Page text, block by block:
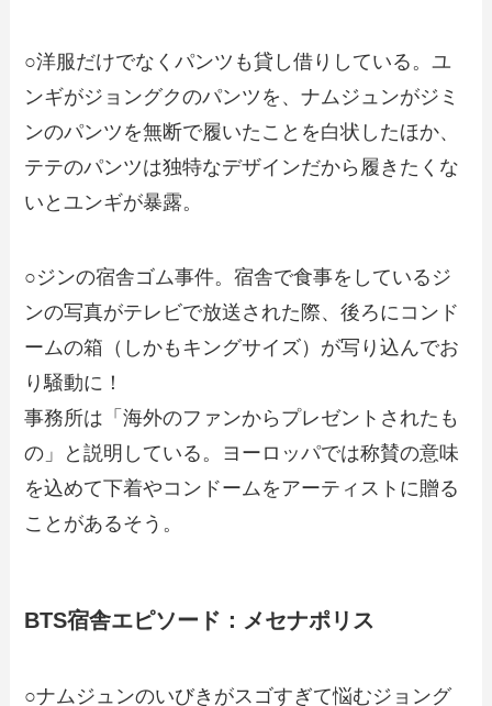
○洋服だけでなくパンツも貸し借りしている。ユ
ンギがジョングクのパンツを、ナムジュンがジミ
ンのパンツを無断で履いたことを白状したほか、
テテのパンツは独特なデザインだから履きたくな
いとユンギが暴露。
○ジンの宿舎ゴム事件。宿舎で食事をしているジ
ンの写真がテレビで放送された際、後ろにコンド
ームの箱（しかもキングサイズ）が写り込んでお
り騒動に！
事務所は「海外のファンからプレゼントされたも
の」と説明している。ヨーロッパでは称賛の意味
を込めて下着やコンドームをアーティストに贈る
ことがあるそう。
BTS宿舎エピソード：メセナポリス
○ナムジュンのいびきがスゴすぎて悩むジョング